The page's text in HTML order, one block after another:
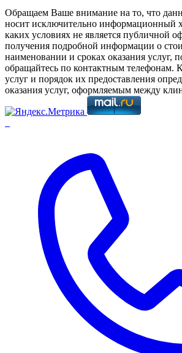
Обращаем Ваше внимание на то, что
носит исключительно информационный
каких условиях не является публичной
получения подробной информации о
наименовании и сроках оказания услуг,
обращайтесь по контактным телефонам.
услуг и порядок их предоставления
оказания услуг, оформляемым между